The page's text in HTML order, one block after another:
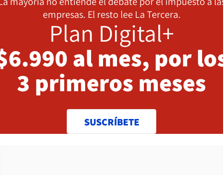
empresas. El resto lee La Tercera.
Plan Digital+
al mes, por
3 primeros meses
SUSCRÍBETE